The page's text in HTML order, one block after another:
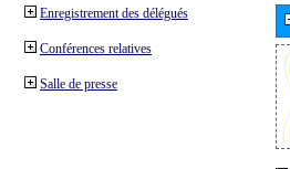
Enregistrement des délégués
Conférences relatives
Salle de presse